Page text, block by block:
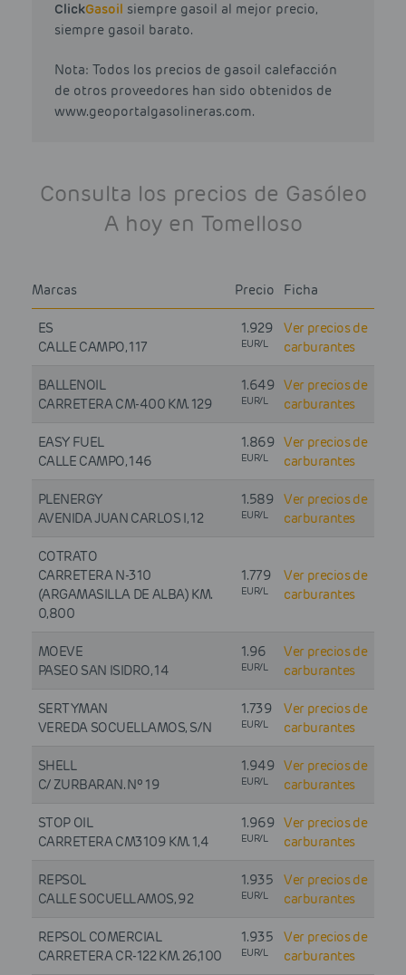
ClickGasoil siempre gasoil al mejor precio,
siempre gasoil barato.
Nota: Todos los precios de gasoil calefacción
de otros proveedores han sido obtenidos de
www.geoportalgasolineras.com.
Consulta los precios de Gasóleo
A hoy en Tomelloso
Marcas Precio Ficha
ES
CALLE CAMPO, 117
1.929
EUR/L
Ver precios de
carburantes
BALLENOIL
CARRETERA CM-400 KM. 129
1.649
EUR/L
Ver precios de
carburantes
EASY FUEL
CALLE CAMPO, 146
1.869
EUR/L
Ver precios de
carburantes
PLENERGY
AVENIDA JUAN CARLOS I, 12
1.589
EUR/L
Ver precios de
carburantes
COTRATO
CARRETERA N-310
(ARGAMASILLA DE ALBA) KM.
0,800
1.779
EUR/L
Ver precios de
carburantes
MOEVE
PASEO SAN ISIDRO, 14
1.96
EUR/L
Ver precios de
carburantes
SERTYMAN
VEREDA SOCUELLAMOS, S/N
1.739
EUR/L
Ver precios de
carburantes
SHELL
C/ ZURBARAN. Nº 19
1.949
EUR/L
Ver precios de
carburantes
STOP OIL
CARRETERA CM3109 KM. 1,4
1.969
EUR/L
Ver precios de
carburantes
REPSOL
CALLE SOCUELLAMOS, 92
1.935
EUR/L
Ver precios de
carburantes
REPSOL COMERCIAL
CARRETERA CR-122 KM. 26,100
1.935
EUR/L
Ver precios de
carburantes